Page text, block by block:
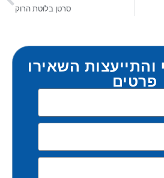
סרטן בלוטת הרוק
והתייעצות השאירו
פרטים